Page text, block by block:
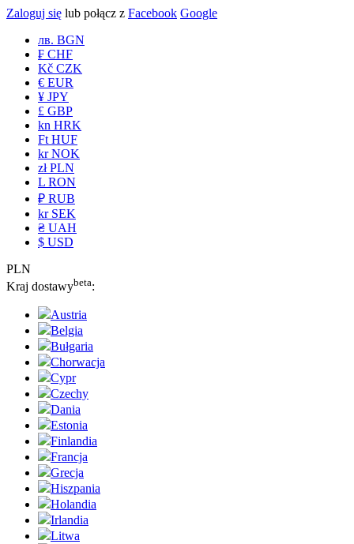
Zaloguj się lub połącz z Facebook Google
лв. BGN
₣ CHF
Kč CZK
€ EUR
¥ JPY
£ GBP
kn HRK
Ft HUF
kr NOK
zł PLN
L RON
₽ RUB
kr SEK
₴ UAH
$ USD
PLN
Kraj dostawybeta:
Austria
Belgia
Bułgaria
Chorwacja
Cypr
Czechy
Dania
Estonia
Finlandia
Francja
Grecja
Hiszpania
Holandia
Irlandia
Litwa